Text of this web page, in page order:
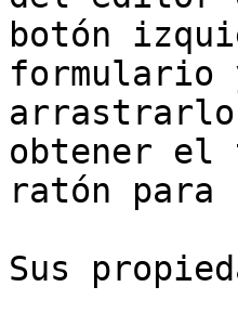
botón
arrastrarlo
obtener el
ratón
Sus